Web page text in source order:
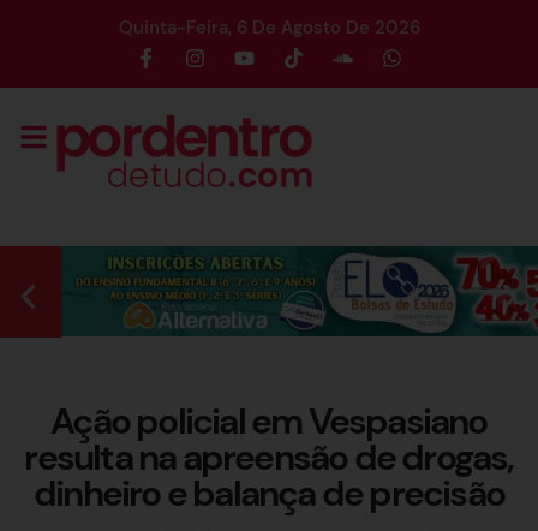
Quinta-Feira, 6 De Agosto De 2026
Ação policial em Vespasiano
resulta na apreensão de drogas,
dinheiro e balança de precisão